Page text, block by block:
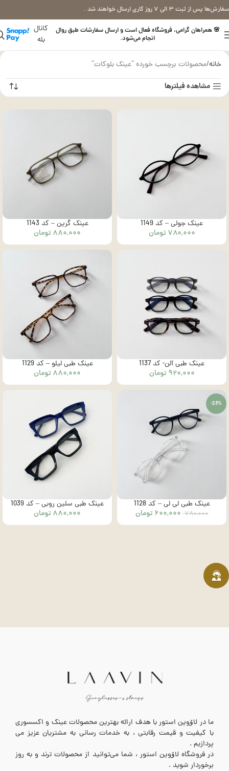
سفارش‌ها پس از ثبت ۳ الی ۷ روز کاری ارسال خواهند شد .
🌸 همراهان گرامی، فروشگاه فعال است و ارسال سفارشات طبق روال
انجام می‌شود.
کانال
بله
خانه محصولات برچسب خورده “عینک بلوکات”
مشاهده فیلترها
عینک جولی – کد 1149
۷۸۰,۰۰۰ تومان
عینک گرین – کد 1143
۸۸۰,۰۰۰ تومان
عینک طبی آلن- کد 1137
۹۲۰,۰۰۰ تومان
عینک طبی لیلو – کد 1129
۸۸۰,۰۰۰ تومان
-23%
عینک طبی لی لی – کد 1128
۷۸۰,۰۰۰ ۶۰۰,۰۰۰ تومان
عینک طبی سلین روبی – کد 1039
۸۸۰,۰۰۰ تومان
ما در لاۆوین استور با هدف ارائه بهترین محصولات عینک و اکسسوری
با کیفیت و قیمت رقابتی ، به خدمات رسانی به مشتریان عزیز می
پردازیم .
در فروشگاه لاۆوین استور ، شما می‌توانید از محصولات ترند و به روز
برخوردار شوید .